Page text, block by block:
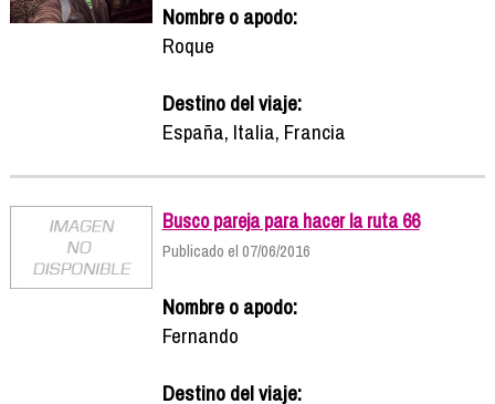
Nombre o apodo:
Roque
Destino del viaje:
España, Italia, Francia
Busco pareja para hacer la ruta 66
Publicado el 07/06/2016
Nombre o apodo:
Fernando
Destino del viaje: